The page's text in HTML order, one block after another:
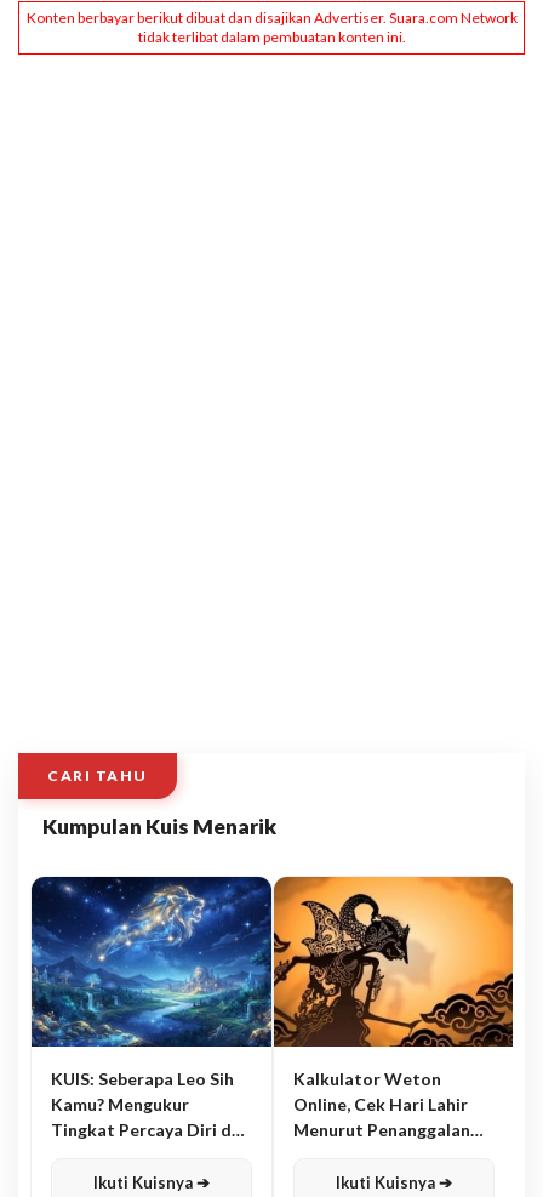
CARI TAHU
Kumpulan Kuis Menarik
KUIS: Seberapa Leo Sih
Kamu? Mengukur
Tingkat Percaya Diri dan
Ikuti Kuisnya ➔
Kalkulator Weton
Online, Cek Hari Lahir
Menurut Penanggalan
Ikuti Kuisnya ➔